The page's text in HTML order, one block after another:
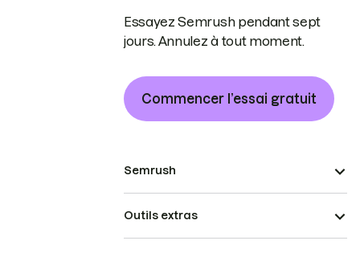
Essayez Semrush pendant sept
jours. Annulez à tout moment.
Commencer l’essai gratuit
Semrush
Outils extras